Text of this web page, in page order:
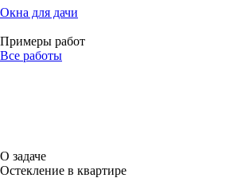
Окна для дачи
Примеры работ
Все работы
О задаче
Остекление в квартире